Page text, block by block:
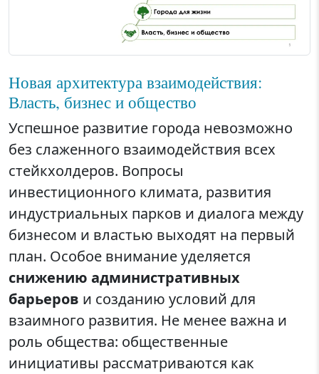
Новая архитектура взаимодействия:
Власть, бизнес и общество
Успешное развитие города невозможно
без слаженного взаимодействия всех
стейкхолдеров. Вопросы
инвестиционного климата, развития
индустриальных парков и диалога между
бизнесом и властью выходят на первый
план. Особое внимание уделяется
снижению административных
барьеров и созданию условий для
взаимного развития. Не менее важна и
роль общества: общественные
инициативы рассматриваются как